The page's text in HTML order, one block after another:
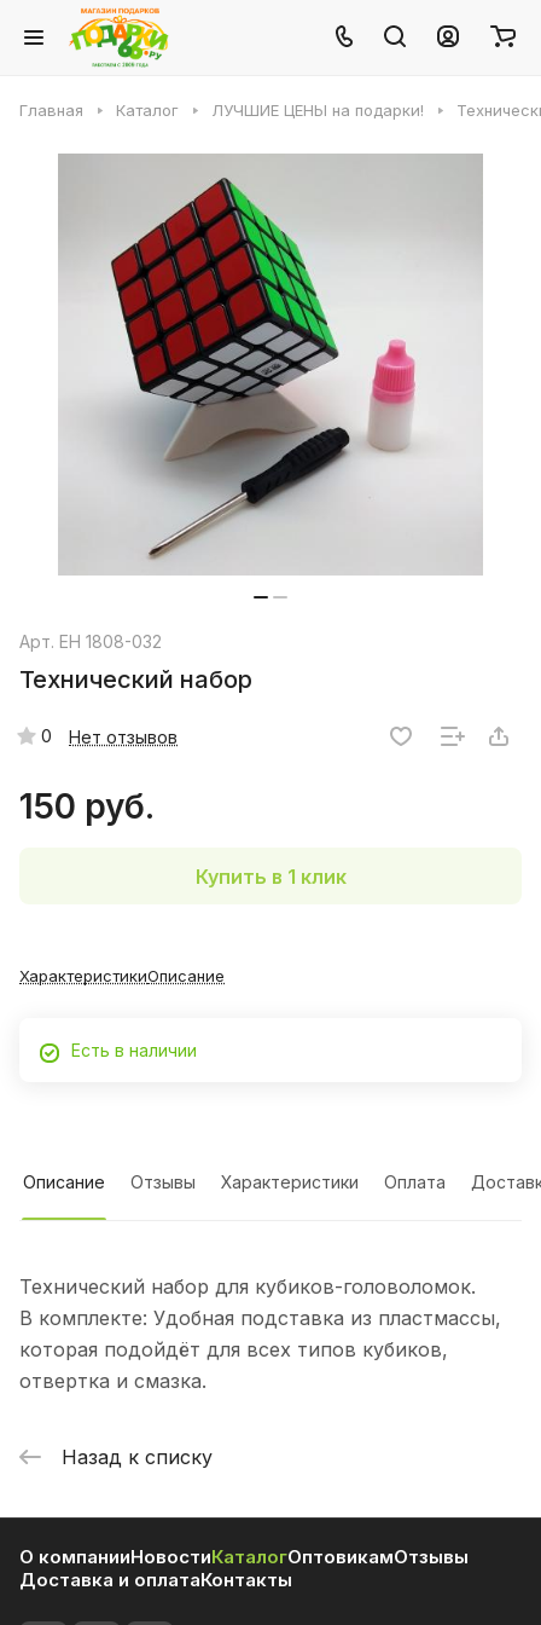
Главная Каталог ЛУЧШИЕ ЦЕНЫ на подарки!
Арт. EH 1808-032
Технический набор
0 Нет отзывов
150 руб.
Купить в 1 клик
ХарактеристикиОписание
Есть в наличии
Описание Отзывы Характеристики Оплата
Технический набор для кубиков-головоломок.
В комплекте: Удобная подставка из пластмассы,
которая подойдёт для всех типов кубиков,
отвертка и смазка.
Назад к списку
О компанииНовостиКаталогОптовикамОтзывы
Доставка и оплатаКонтакты